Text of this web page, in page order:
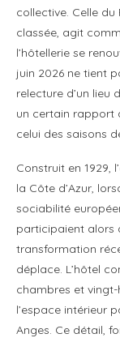
collective. Celle
classée, agit
l’hôtellerie se
juin 2026 ne tient
relecture d’un lieu
un certain rapport
celui des saisons
Construit en 1929,
la Côte d’Azur,
sociabilité
participaient alors
transformation
déplace. L’hôtel
chambres et
l’espace intérieur
Anges. Ce détail,